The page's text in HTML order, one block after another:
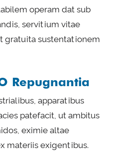
operam dat sub
servitium vitae
gratuita sustentationem
Repugnantia
apparatibus
patefacit, ut ambitus
eximie altae
materiis exigentibus.